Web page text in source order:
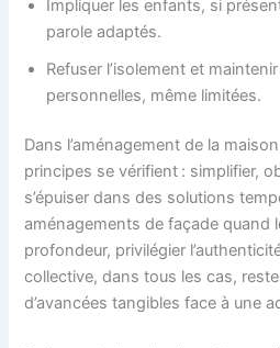
Impliquer les enfants, si
parole adaptés.
Refuser l’isolement et
personnelles, même limitées.
Dans l’aménagement de la
principes se vérifient : simplifier,
s’épuiser dans des solutions
aménagements de façade quand
profondeur, privilégier
collective, dans tous les cas,
d’avancées tangibles face à une